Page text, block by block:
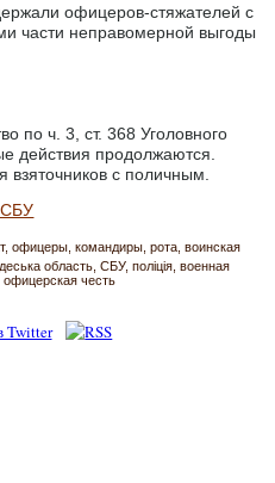
офицеров-стяжателей с
части неправомерной выгоды
по ч. 3, ст. 368 Уголовного
действия продолжаются.
с поличным.
СБУ
офицеры командиры рота воинская
область СБУ поліція военная
офицерская честь